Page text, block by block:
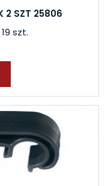
2 SZT 25806
szt.